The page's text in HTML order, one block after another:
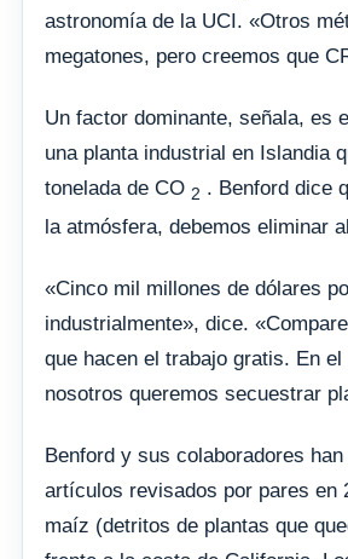
astronomía de la UCI. «Otros
megatones, pero creemos que
Un factor dominante, señala, es
una planta industrial en Islandia
tonelada de CO 2 . Benford dice
la atmósfera, debemos eliminar
«Cinco mil millones de dólares
industrialmente», dice.
que hacen el trabajo gratis. En
nosotros queremos secuestrar
Benford y sus colaboradores
artículos revisados ​​por pares en
maíz (detritos de plantas que